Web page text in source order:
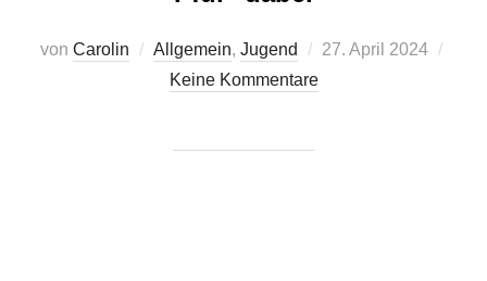
von Carolin Allgemein, Jugend
Veröffentlicht
27. April 2024
Keine Kommentare